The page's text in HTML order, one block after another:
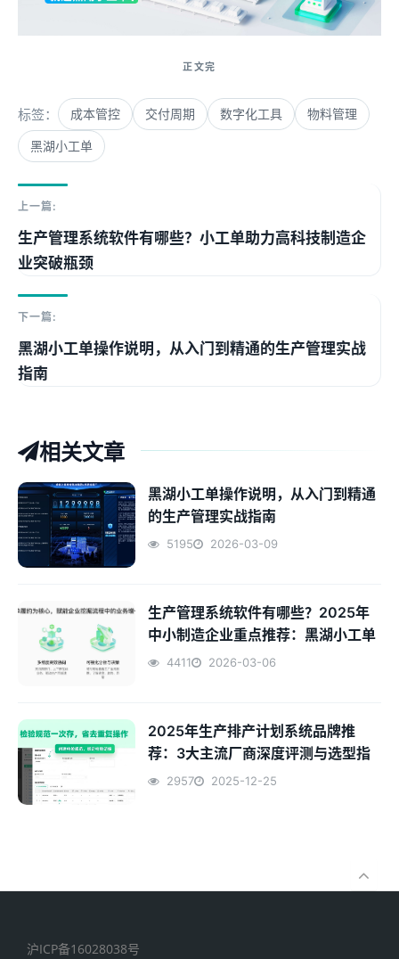
标签： 成本管控 交付周期 数字化工具 物料管理
黑湖小工单
上一篇:
生产管理系统软件有哪些？小工单助力高科技制造企
业突破瓶颈
下一篇:
黑湖小工单操作说明，从入门到精通的生产管理实战
指南
相关文章
黑湖小工单操作说明，从入门到精通
的生产管理实战指南
5195 2026-03-09
生产管理系统软件有哪些？2025年
中小制造企业重点推荐：黑湖小工单
4411 2026-03-06
2025年生产排产计划系统品牌推
荐：3大主流厂商深度评测与选型指
南
2957 2025-12-25
沪ICP备16028038号